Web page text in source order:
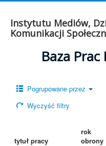
Instytutu Mediów,
Komunikacji
Baza
Pogrupowane przez
Wyczyść filtry
tytuł pracy
rok
obrony